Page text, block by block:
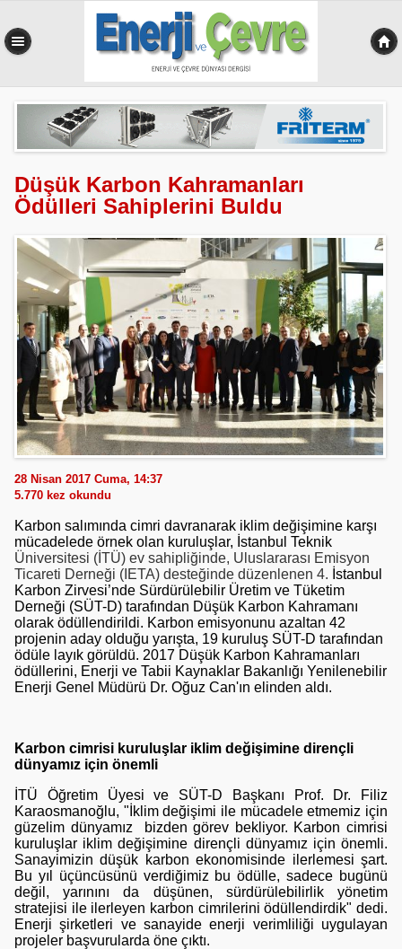
Düşük Karbon Kahramanları
Ödülleri Sahiplerini Buldu
28 Nisan 2017 Cuma, 14:37
5.770 kez okundu
Karbon salımında cimri davranarak iklim değişimine karşı
mücadelede örnek olan kuruluşlar, İstanbul Teknik
Üniversitesi ( İTÜ) ev sahipliğinde, Uluslararası Emisyon
Ticareti Derneği (IETA) desteğinde düzenlenen 4. İstanbul
Karbon Zirvesi’nde Sürdürülebilir Üretim ve Tüketim
Derneği (SÜT-D) tarafından Düşük Karbon Kahramanı
olarak ödüllendirildi. Karbon emisyonunu azaltan 42
projenin aday olduğu yarışta, 19 kuruluş SÜT-D tarafından
ödüle layık görüldü. 2017 Düşük Karbon Kahramanları
ödüllerini, Enerji ve Tabii Kaynaklar Bakanlığı Yenilenebilir
Enerji Genel Müdürü Dr. Oğuz Can'ın elinden aldı.
Karbon cimrisi kuruluşlar iklim değişimine dirençli
dünyamız için önemli
İTÜ Öğretim Üyesi ve SÜT-D Başkanı Prof. Dr. Filiz
Karaosmanoğlu, " İklim değişimi ile mücadele etmemiz için
güzelim dünyamız bizden görev bekliyor. Karbon cimrisi
kuruluşlar iklim değişimine dirençli dünyamız için önemli.
Sanayimizin düşük karbon ekonomisinde ilerlemesi şart.
Bu yıl üçüncüsünü verdiğimiz bu ödülle, sadece bugünü
değil, yarınını da düşünen, sürdürülebilirlik yönetim
stratejisi ile ilerleyen karbon cimrilerini ödüllendirdik" dedi.
Enerji şirketleri ve sanayide enerji verimliliği uygulayan
projeler başvurularda öne çıktı.
0,547 sn